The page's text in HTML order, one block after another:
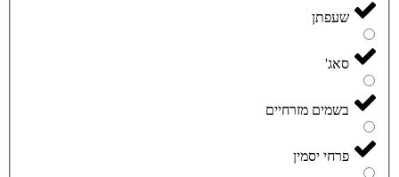
שעפתן
סאג'
בשמים מזרחיים
פרחי יסמין